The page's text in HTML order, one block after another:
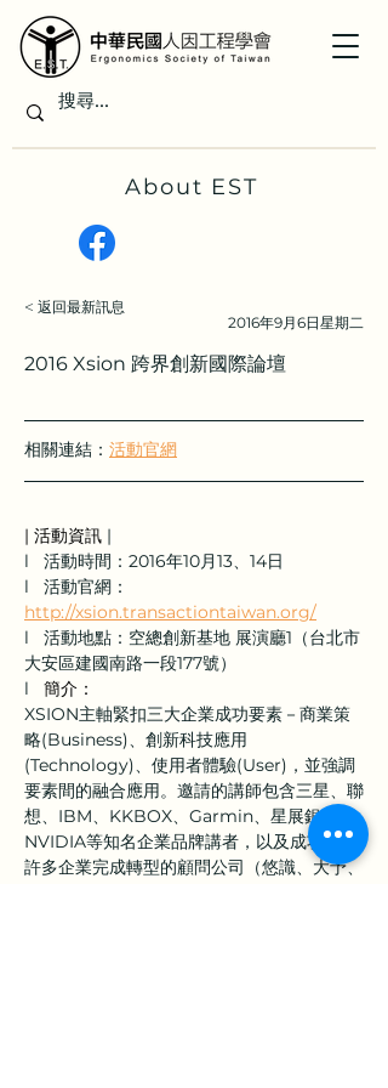
About EST
< 返回最新訊息
2016年9月6日星期二
2016 Xsion 跨界創新國際論壇
相關連結： 活動官網
| 活動資訊 |
l   活動時間：2016年10月13、14日
l   活動官網：
http://xsion.transactiontaiwan.org/
l   活動地點：空總創新基地 展演廳1（台北市
大安區建國南路一段177號）
l 簡介：
XSION主軸緊扣三大企業成功要素－商業策
略(Business)、創新科技應用
(Technology)、使用者體驗(User)，並強調
要素間的融合應用。邀請的講師包含三星、聯
想、IBM、KKBOX、Garmin、星展銀行、
NVIDIA等知名企業品牌講者，以及成功協助
許多企業完成轉型的顧問公司（悠識、大予、